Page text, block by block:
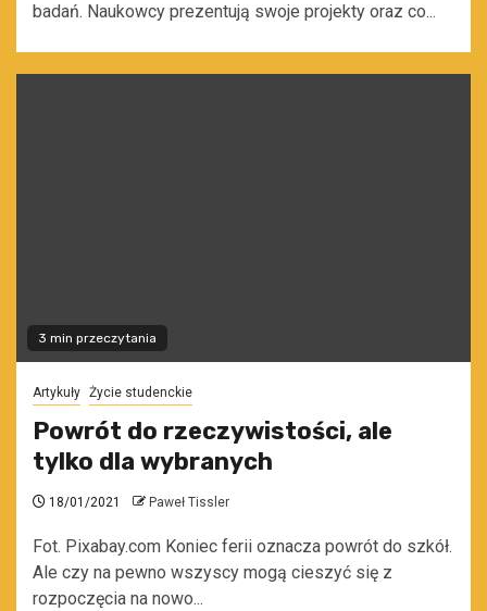
badań. Naukowcy prezentują swoje projekty oraz co...
3 min przeczytania
Artykuły Życie studenckie
Powrót do rzeczywistości, ale
tylko dla wybranych
18/01/2021 Paweł Tissler
Fot. Pixabay.com Koniec ferii oznacza powrót do szkół.
Ale czy na pewno wszyscy mogą cieszyć się z
rozpoczęcia na nowo...